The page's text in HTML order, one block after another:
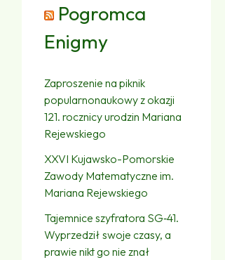
Pogromca
Enigmy
Zaproszenie na piknik
popularnonaukowy z okazji
121. rocznicy urodzin Mariana
Rejewskiego
XXVI Kujawsko-Pomorskie
Zawody Matematyczne im.
Mariana Rejewskiego
Tajemnice szyfratora SG‑41.
Wyprzedził swoje czasy, a
prawie nikt go nie znał